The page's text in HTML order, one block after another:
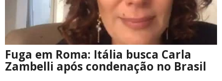
Fuga em Roma: Itália busca Carla
Zambelli após condenação no Brasil